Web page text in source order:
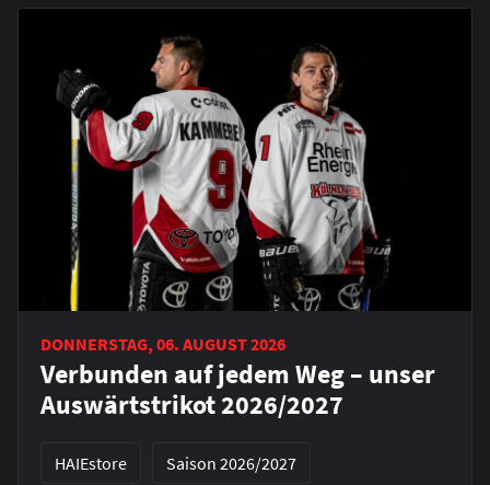
DONNERSTAG, 06. AUGUST 2026
Verbunden auf jedem Weg – unser
Auswärtstrikot 2026/2027
HAIEstore Saison 2026/2027